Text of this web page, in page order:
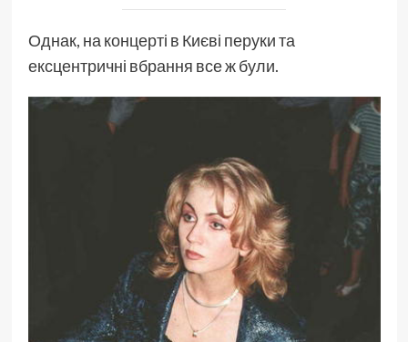
Однак, на концерті в Києві перуки та
ексцентричні вбрання все ж були.